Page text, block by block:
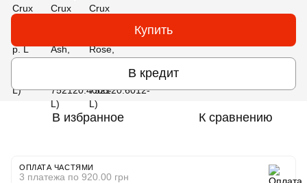
Купить
В кредит
В избранное К сравнению
ОПЛАТА ЧАСТЯМИ
3 платежа по 920.00 грн